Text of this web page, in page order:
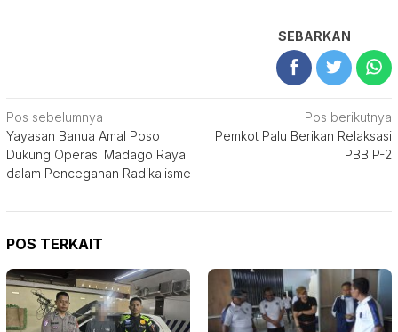
SEBARKAN
Navigasi
pos
Pos sebelumnya
Yayasan Banua Amal Poso
Dukung Operasi Madago Raya
dalam Pencegahan Radikalisme
Pos berikutnya
Pemkot Palu Berikan Relaksasi
PBB P-2
POS TERKAIT